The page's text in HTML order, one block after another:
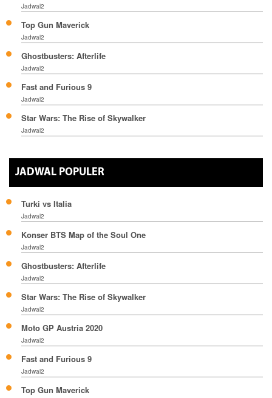
Jadwal2
Top Gun Maverick
Jadwal2
Ghostbusters: Afterlife
Jadwal2
Fast and Furious 9
Jadwal2
Star Wars: The Rise of Skywalker
Jadwal2
JADWAL POPULER
Turki vs Italia
Jadwal2
Konser BTS Map of the Soul One
Jadwal2
Ghostbusters: Afterlife
Jadwal2
Star Wars: The Rise of Skywalker
Jadwal2
Moto GP Austria 2020
Jadwal2
Fast and Furious 9
Jadwal2
Top Gun Maverick